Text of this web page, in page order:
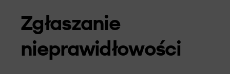
Zgłaszanie
nieprawidłowości